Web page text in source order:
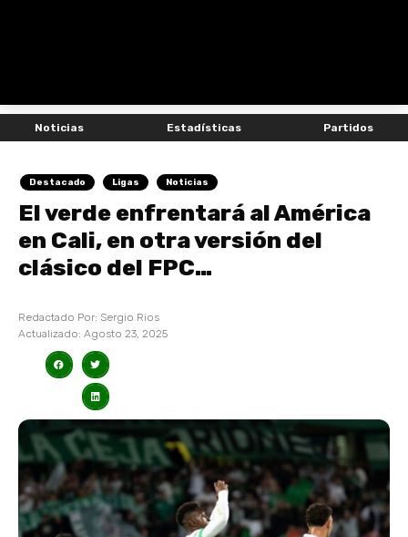
Noticias Estadísticas Partidos
Destacado Ligas Noticias
El verde enfrentará al América
en Cali, en otra versión del
clásico del FPC…
Redactado Por: Sergio Rios
Actualizado: Agosto 23, 2025